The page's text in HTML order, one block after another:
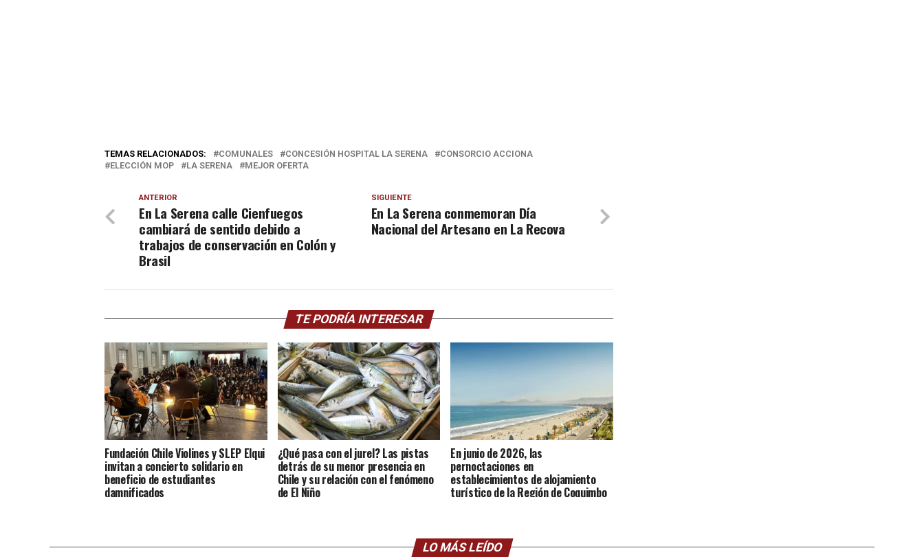
TEMAS RELACIONADOS: COMUNALES CONCESIÓN HOSPITAL LA SERENA
CONSORCIO ACCIONA
ELECCIÓN MOP
LA SERENA MEJOR OFERTA
SIGUIENTE
En La Serena conmemoran Día
Nacional del Artesano en La Recova
ANTERIOR
En La Serena calle Cienfuegos
cambiará de sentido debido a
trabajos de conservación en Colón y
Brasil
TE PODRÍA INTERESAR
Fundación Chile Violines y SLEP Elqui
invitan a concierto solidario en
beneficio de estudiantes
damnificados
¿Qué pasa con el jurel? Las pistas
detrás de su menor presencia en
Chile y su relación con el fenómeno
de El Niño
En junio de 2026, las
pernoctaciones en
establecimientos de alojamiento
turístico de la Región de Coquimbo
LO MÁS LEÍDO